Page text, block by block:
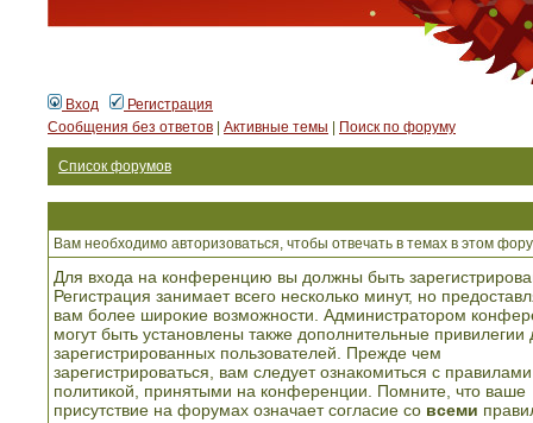
Вход
Регистрация
Сообщения без ответов
Активные темы Поиск по форуму
Список форумов
Вам необходимо авторизоваться, чтобы отвечать в темах в этом
Для входа на конференцию вы должны быть
Регистрация занимает всего несколько минут, но
вам более широкие возможности. Администратором
могут быть установлены также дополнительные привилегии
зарегистрированных пользователей. Прежде чем
зарегистрироваться, вам следует ознакомиться с
политикой, принятыми на конференции. Помните, что ваше
присутствие на форумах означает согласие со всеми